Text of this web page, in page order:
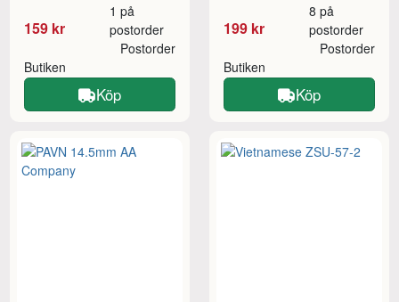
159 kr
1 på
postorder
Butiken
Postorder
Köp
199 kr
8 på
postorder
Butiken
Postorder
Köp